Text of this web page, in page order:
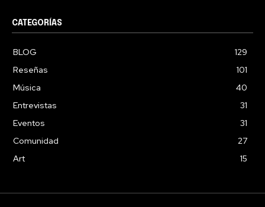
CATEGORÍAS
BLOG
129
Reseñas
101
Música
40
Entrevistas
31
Eventos
31
Comunidad
27
Art
15